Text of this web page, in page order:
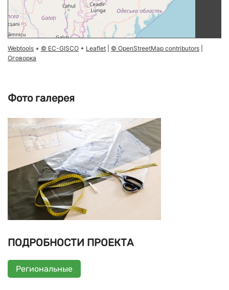
Webtools + © EC-GISCO + Leaflet © OpenStreetMap contributors
Оговорка
Фото галерея
ПОДРОБНОСТИ ПРОЕКТА
Региональные